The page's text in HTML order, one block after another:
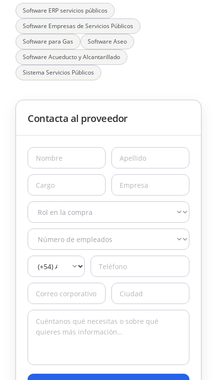
Software ERP servicios públicos
Software Empresas de Servicios Públicos
Software para Gas
Software Aseo
Software Acueducto y Alcantarillado
Sistema Servicios Públicos
Contacta al proveedor